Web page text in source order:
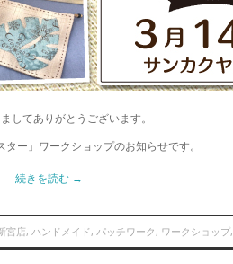
してありがとうございます。
ー」ワークショップのお知らせです。
続きを読む →
宮店, ハンドメイド, パッチワーク , ワークショップ,